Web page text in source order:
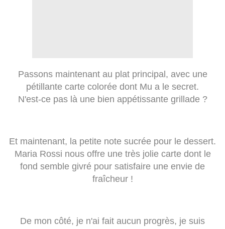
Passons maintenant au plat principal, avec une
pétillante carte colorée dont Mu a le secret.
N'est-ce pas là une bien appétissante grillade ?
Et maintenant, la petite note sucrée pour le dessert.
Maria Rossi nous offre une très jolie carte dont le
fond semble givré pour satisfaire une envie de
fraîcheur !
De mon côté, je n'ai fait aucun progrès, je suis